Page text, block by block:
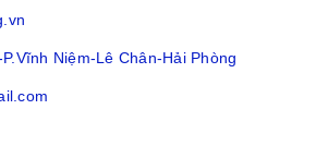
Niệm-Lê Chân-Hải Phòng